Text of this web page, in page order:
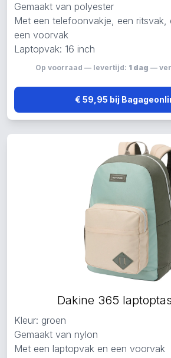
Gemaakt van polyester
Met een telefoonvakje, een ritsvak,
een voorvak
Laptopvak: 16 inch
Op voorraad — levertijd: 1 dag —
€ 59,95 bij
Dakine 365
Kleur: groen
Gemaakt van nylon
Met een laptopvak en een voorvak